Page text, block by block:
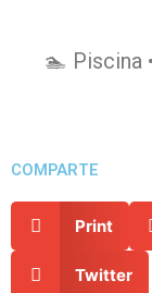
🏊 Piscina
COMPARTE
Print
Twitter